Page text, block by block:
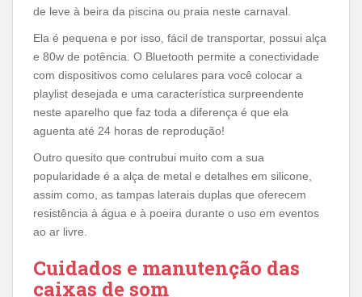
de leve à beira da piscina ou praia neste carnaval.
Ela é pequena e por isso, fácil de transportar, possui alça
e 80w de potência. O Bluetooth permite a conectividade
com dispositivos como celulares para você colocar a
playlist desejada e uma característica surpreendente
neste aparelho que faz toda a diferença é que ela
aguenta até 24 horas de reprodução!
Outro quesito que contrubui muito com a sua
popularidade é a alça de metal e detalhes em silicone,
assim como, as tampas laterais duplas que oferecem
resistência à água e à poeira durante o uso em eventos
ao ar livre.
Cuidados e manutenção das
caixas de som